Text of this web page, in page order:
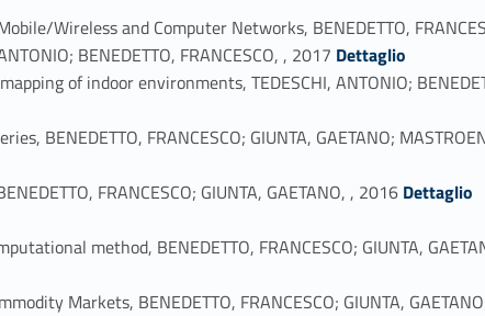
Wireless and Computer Networks, BENEDETTO,
BENEDETTO, FRANCESCO, , 2017 Link identifier #identifier_person_46372-45
Dettaglio
of indoor environments, TEDESCHI, ANTONIO;
FRANCESCO; GIUNTA, GAETANO;
FRANCESCO; GIUNTA, GAETANO, , 2016 Link identifier #identifier_person_72447-48
Dettaglio
method, BENEDETTO, FRANCESCO; GIUNTA,
Markets, BENEDETTO, FRANCESCO; GIUNTA,